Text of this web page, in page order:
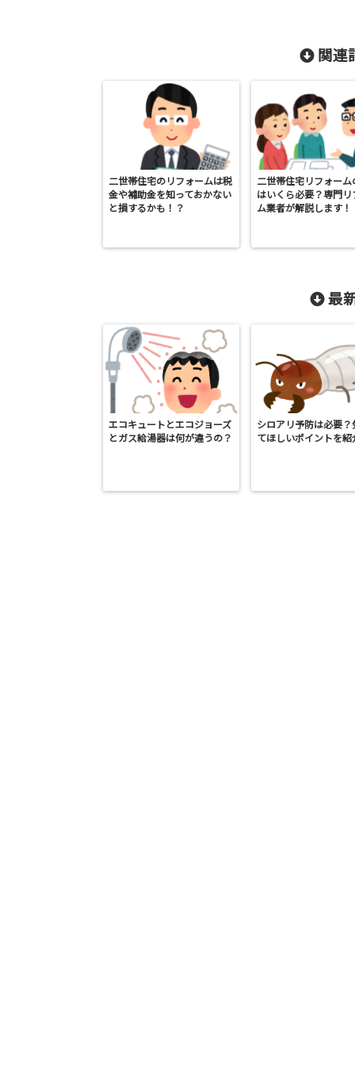
関連
二世帯住宅のリフォームは税
金や補助金を知っておかない
と損するかも！？
二世帯住宅リフォーム
はいくら必要？専門リ
ム業者が解説します！
最
エコキュートとエコジョーズ
とガス給湯器は何が違うの？
シロアリ予防は必要？
てほしいポイントを紹